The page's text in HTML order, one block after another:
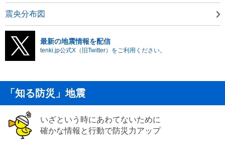
震央分布図
最新の地震情報を配信
tenki.jp公式X（旧Twitter）をご利用ください。
「知る防災」地震
いざという時にあわてないために
確かな情報と行動で防災力アップ